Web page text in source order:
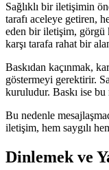
Sağlıklı bir iletişimin
tarafı aceleye getiren,
eden bir iletişim, görgü
karşı tarafa rahat bir
Baskıdan kaçınmak,
göstermeyi gerektirir.
kuruludur. Baskı ise bu
Bu nedenle
iletişim, hem saygılı
Dinlemek ve